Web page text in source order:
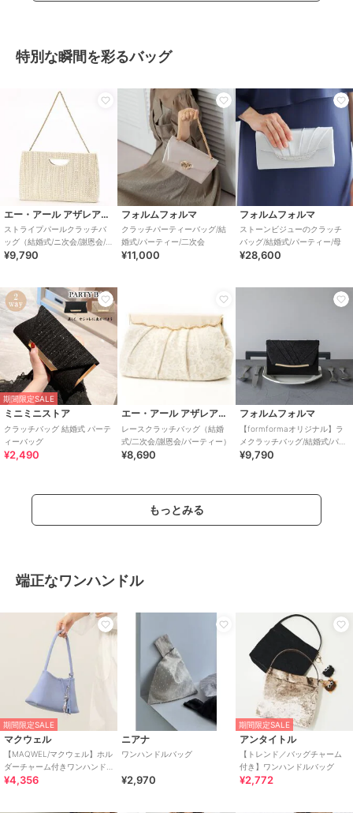
特別な瞬間を彩るバッグ
エー・アール アザレアローズ
ストライプパールクラッチバ
ッグ（結婚式/ニ次会/謝恩会/パ
ーティー）
¥9,790
フォルムフォルマ
クラッチパーティーバッグ/結
婚式/パーティー/二次会
¥11,000
フォルムフォルマ
ストーンビジューのクラッチ
バッグ/結婚式/パーティー/母
¥28,600
期間限定SALE
ミニミニストア
クラッチバッグ 結婚式 パーテ
ィーバッグ
¥2,490
エー・アール アザレアローズ
レースクラッチバッグ（結婚
式/二次会/謝恩会/パーティー）
¥8,690
フォルムフォルマ
【formformaオリジナル】ラ
メクラッチバッグ/結婚式/パー
ティー
¥9,790
もっとみる
端正なワンハンドル
期間限定SALE
マクウェル
【MAQWEL/マクウェル】ホル
ダーチャーム付きワンハンド
ルバッグ
¥4,356
ニアナ
ワンハンドルバッグ
¥2,970
期間限定SALE
アンタイトル
【トレンド／バッグチャーム
付き】ワンハンドルバッグ
¥2,772